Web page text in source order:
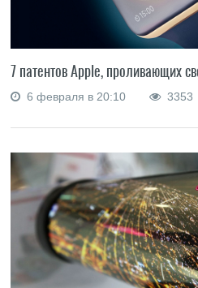
7 патентов Apple, проливающих
6 февраля в 20:10 3353